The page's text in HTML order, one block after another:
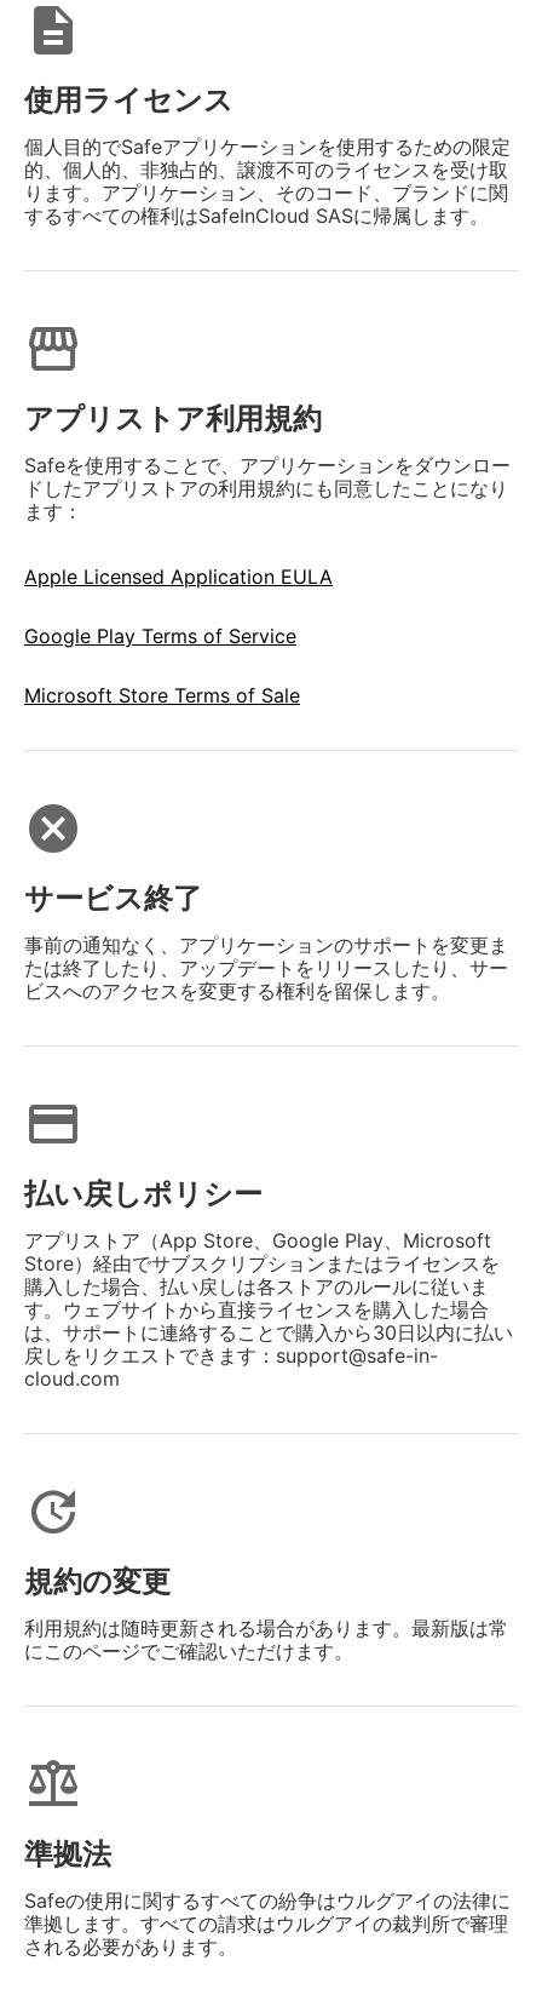
description
使用ライセンス
個人目的でSafeアプリケーションを使用するための限定
的、個人的、非独占的、譲渡不可のライセンスを受け取
ります。アプリケーション、そのコード、ブランドに関
するすべての権利はSafeInCloud SASに帰属します。
storefront
アプリストア利用規約
Safeを使用することで、アプリケーションをダウンロー
ドしたアプリストアの利用規約にも同意したことになり
ます：
Apple Licensed Application EULA
Google Play Terms of Service
Microsoft Store Terms of Sale
cancel
サービス終了
事前の通知なく、アプリケーションのサポートを変更ま
たは終了したり、アップデートをリリースしたり、サー
ビスへのアクセスを変更する権利を留保します。
credit_card
払い戻しポリシー
アプリストア（App Store、Google Play、Microsoft
Store）経由でサブスクリプションまたはライセンスを
購入した場合、払い戻しは各ストアのルールに従いま
す。ウェブサイトから直接ライセンスを購入した場合
は、サポートに連絡することで購入から30日以内に払い
戻しをリクエストできます：support@safe-in-
cloud.com
update
規約の変更
利用規約は随時更新される場合があります。最新版は常
にこのページでご確認いただけます。
balance
準拠法
Safeの使用に関するすべての紛争はウルグアイの法律に
準拠します。すべての請求はウルグアイの裁判所で審理
される必要があります。